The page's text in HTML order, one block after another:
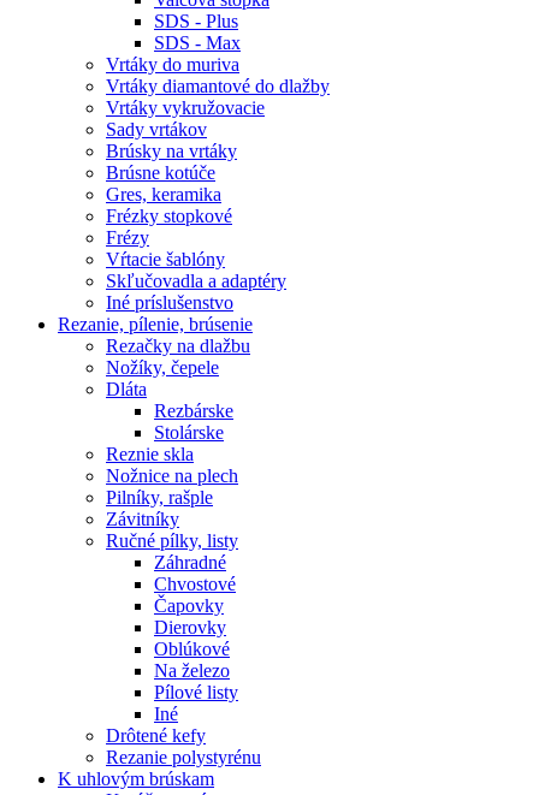
SDS - Plus
SDS - Max
Vrtáky do muriva
Vrtáky diamantové do dlažby
Vrtáky vykružovacie
Sady vrtákov
Brúsky na vrtáky
Brúsne kotúče
Gres, keramika
Frézky stopkové
Frézy
Vŕtacie šablóny
Skľučovadla a adaptéry
Iné príslušenstvo
Rezanie, pílenie, brúsenie
Rezačky na dlažbu
Nožíky, čepele
Dláta
Rezbárske
Stolárske
Reznie skla
Nožnice na plech
Pilníky, rašple
Závitníky
Ručné pílky, listy
Záhradné
Chvostové
Čapovky
Dierovky
Oblúkové
Na železo
Pílové listy
Iné
Drôtené kefy
Rezanie polystyrénu
K uhlovým brúskam